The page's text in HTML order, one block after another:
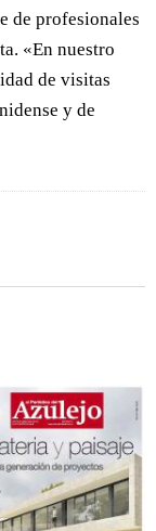
de profesionales
«En nuestro
de visitas
y de